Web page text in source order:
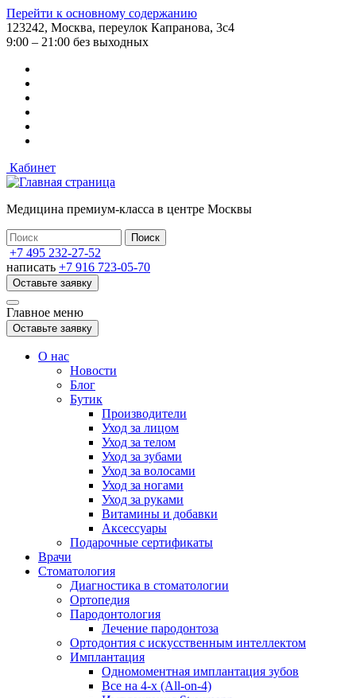
Перейти к основному содержанию
123242, Москва, переулок Капранова, 3с4
9:00 – 21:00 без выходных
Кабинет
Медицина премиум-класса в центре Москвы
+7 495 232-27-52
написать +7 916 723-05-70
Оставьте заявку
Главное меню
Оставьте заявку
О нас
Новости
Блог
Бутик
Производители
Уход за лицом
Уход за телом
Уход за зубами
Уход за волосами
Уход за ногами
Уход за руками
Витамины и добавки
Аксессуары
Подарочные сертификаты
Врачи
Стоматология
Диагностика в стоматологии
Ортопедия
Пародонтология
Лечение пародонтоза
Ортодонтия с искусственным интеллектом
Имплантация
Одномоментная имплантация зубов
Все на 4-х (All-on-4)